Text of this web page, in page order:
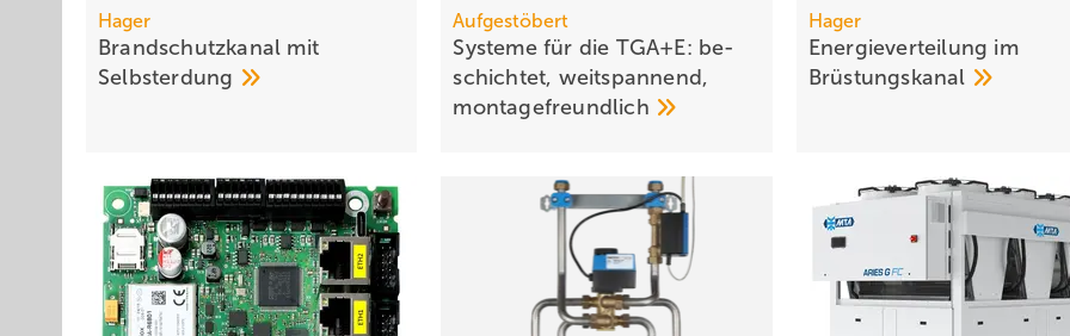
Hager
Brandschutzkanal mit
Selbsterdung
Aufgestöbert
Systeme für die TGA+E: be­
schich­tet, weit­span­nend,
mon­ta­ge­freundlich
Hager
Energieverteilung im
Brüstungskanal